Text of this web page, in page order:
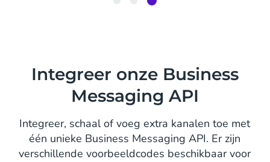
Integreer onze Business
Messaging API
Integreer, schaal of voeg extra kanalen toe met
één unieke Business Messaging API. Er zijn
verschillende voorbeeldcodes beschikbaar voor